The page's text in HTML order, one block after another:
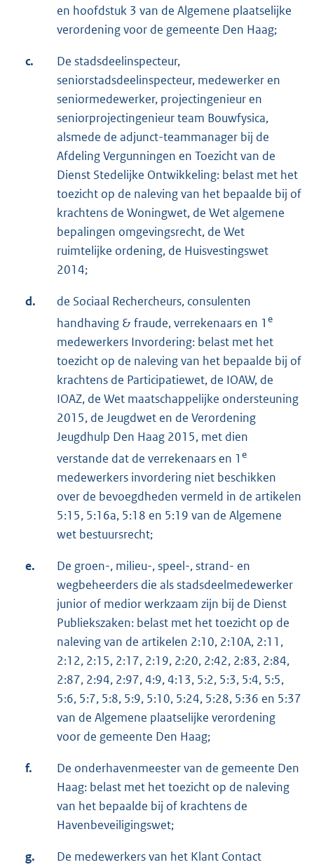
en hoofdstuk 3 van de Algemene plaatselijke
verordening voor de gemeente Den Haag;
c.
De stadsdeelinspecteur,
seniorstadsdeelinspecteur, medewerker en
seniormedewerker, projectingenieur en
seniorprojectingenieur team Bouwfysica,
alsmede de adjunct-teammanager bij de
Afdeling Vergunningen en Toezicht van de
Dienst Stedelijke Ontwikkeling: belast met het
toezicht op de naleving van het bepaalde bij of
krachtens de Woningwet, de Wet algemene
bepalingen omgevingsrecht, de Wet
ruimtelijke ordening, de Huisvestingswet
2014;
d.
de Sociaal Rechercheurs, consulenten
handhaving & fraude, verrekenaars en 1 e
medewerkers Invordering: belast met het
toezicht op de naleving van het bepaalde bij of
krachtens de Participatiewet, de IOAW, de
IOAZ, de Wet maatschappelijke ondersteuning
2015, de Jeugdwet en de Verordening
Jeugdhulp Den Haag 2015, met dien
verstande dat de verrekenaars en 1 e
medewerkers invordering niet beschikken
over de bevoegdheden vermeld in de artikelen
5:15, 5:16a, 5:18 en 5:19 van de Algemene
wet bestuursrecht;
e.
De groen-, milieu-, speel-, strand- en
wegbeheerders die als stadsdeelmedewerker
junior of medior werkzaam zijn bij de Dienst
Publiekszaken: belast met het toezicht op de
naleving van de artikelen 2:10, 2:10A, 2:11,
2:12, 2:15, 2:17, 2:19, 2:20, 2:42, 2:83, 2:84,
2:87, 2:94, 2:97, 4:9, 4:13, 5:2, 5:3, 5:4, 5:5,
5:6, 5:7, 5:8, 5:9, 5:10, 5:24, 5:28, 5:36 en 5:37
van de Algemene plaatselijke verordening
voor de gemeente Den Haag;
f.
De onderhavenmeester van de gemeente Den
Haag: belast met het toezicht op de naleving
van het bepaalde bij of krachtens de
Havenbeveiligingswet;
g.
De medewerkers van het Klant Contact